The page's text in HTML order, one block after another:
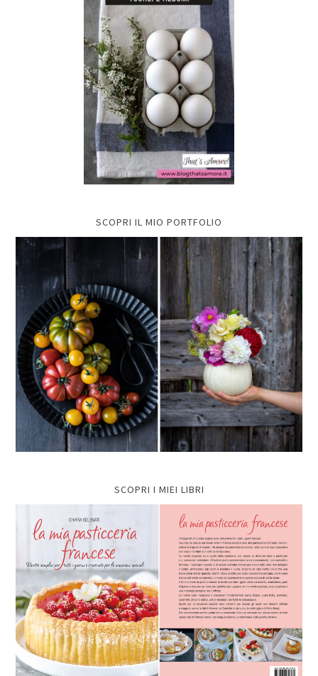
SCOPRI IL MIO PORTFOLIO
SCOPRI I MIEI LIBRI